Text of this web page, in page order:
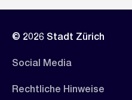
© 2026 Stadt Zürich
Social Media
Rechtliche Hinweise